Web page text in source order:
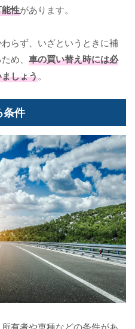
性があります。
らず、いざというときに補
め、 車の買い替え時には必
しょう。
条件
有者や車種などの条件があ